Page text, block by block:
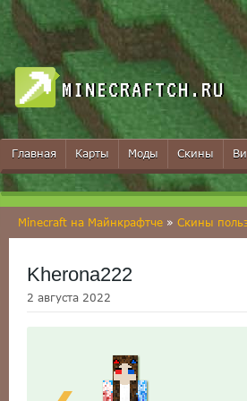
MINECRAFTCH.RU
Главная Карты Моды Скины
Minecraft на Майнкрафтче » Скины
Kherona222
2 августа 2022